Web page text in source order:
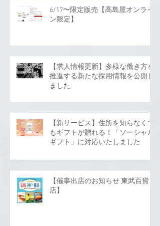
6/17〜限定販売【高島屋オンライ
ン限定】
【求人情報更新】多様な働き方を
推進する新たな採用情報を公開し
ました
【新サービス】住所を知らなくて
もギフトが贈れる！「ソーシャル
ギフト」に対応いたしました
【催事出店のお知らせ 東武百貨
店】